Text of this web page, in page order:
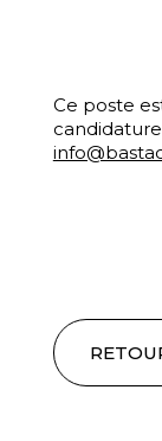
Ce poste